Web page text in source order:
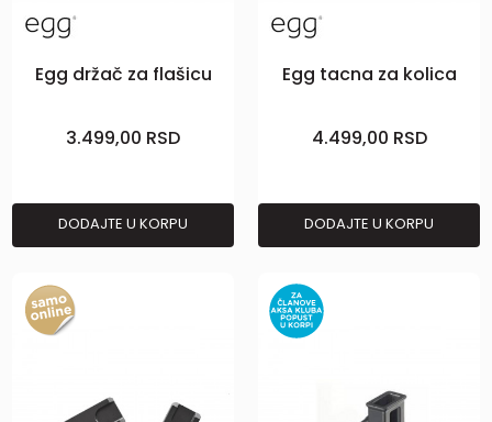
Egg držač za flašicu
3.499,00 RSD
DODAJTE U KORPU
Egg tacna za kolica
4.499,00 RSD
DODAJTE U KORPU